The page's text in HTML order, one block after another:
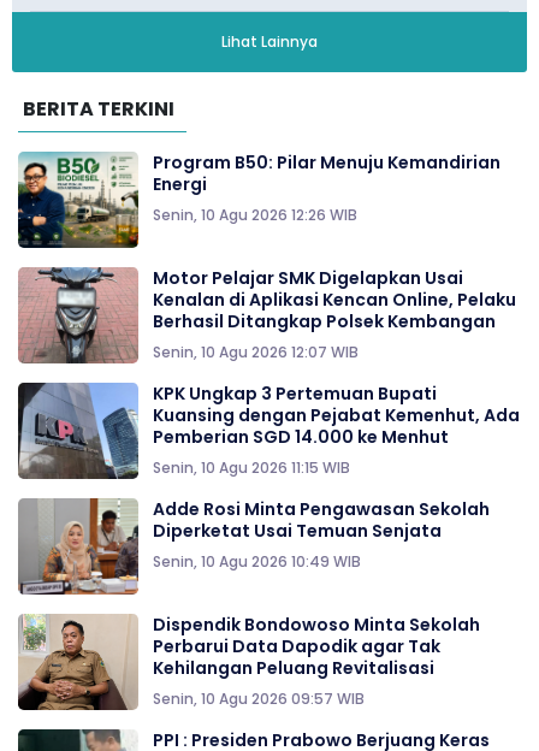
Lihat Lainnya
BERITA TERKINI
Program B50: Pilar Menuju Kemandirian
Energi
Senin, 10 Agu 2026 12:26 WIB
Motor Pelajar SMK Digelapkan Usai
Kenalan di Aplikasi Kencan Online, Pelaku
Berhasil Ditangkap Polsek Kembangan
Senin, 10 Agu 2026 12:07 WIB
KPK Ungkap 3 Pertemuan Bupati
Kuansing dengan Pejabat Kemenhut, Ada
Pemberian SGD 14.000 ke Menhut
Senin, 10 Agu 2026 11:15 WIB
Adde Rosi Minta Pengawasan Sekolah
Diperketat Usai Temuan Senjata
Senin, 10 Agu 2026 10:49 WIB
Dispendik Bondowoso Minta Sekolah
Perbarui Data Dapodik agar Tak
Kehilangan Peluang Revitalisasi
Senin, 10 Agu 2026 09:57 WIB
PPI : Presiden Prabowo Berjuang Keras